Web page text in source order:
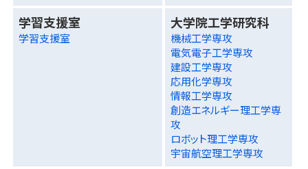
学習支援室
学習支援室
大学院工学研究科
機械工学専攻
電気電子工学専攻
建設工学専攻
応用化学専攻
情報工学専攻
創造エネルギー理工学専
攻
ロボット理工学専攻
宇宙航空理工学専攻